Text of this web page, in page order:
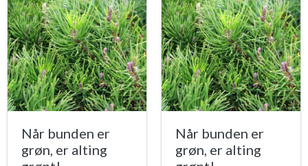
Når bunden er
grøn, er alting
Når bunden er
grøn, er alting